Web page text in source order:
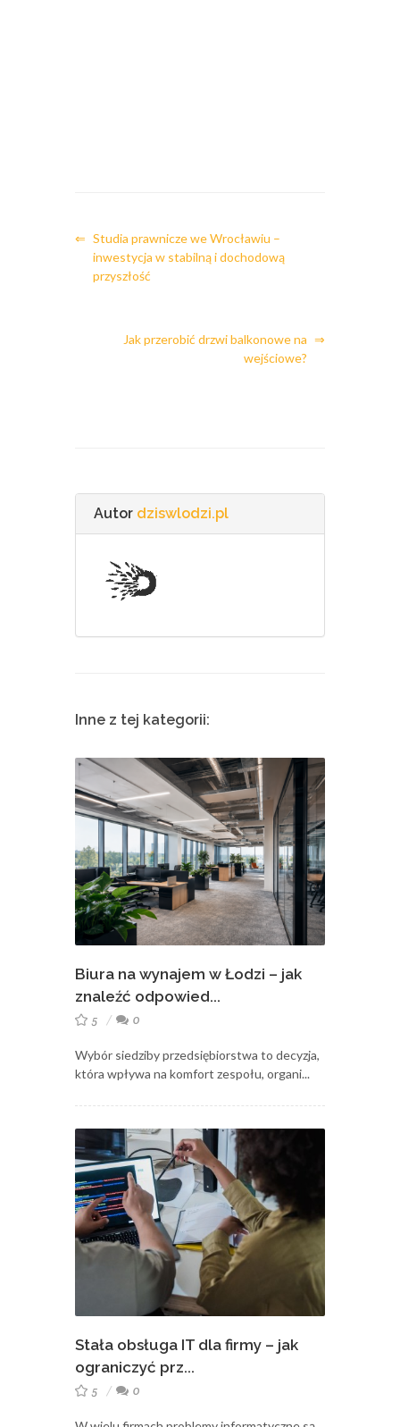
⇐ Studia prawnicze we Wrocławiu –
inwestycja w stabilną i dochodową
przyszłość
Jak przerobić drzwi balkonowe na
wejściowe?
⇒
Autor dziswlodzi.pl
Inne z tej kategorii:
Biura na wynajem w Łodzi – jak
znaleźć odpowied...
5 0
Wybór siedziby przedsiębiorstwa to decyzja,
która wpływa na komfort zespołu, organi...
Stała obsługa IT dla firmy – jak
ograniczyć prz...
5 0